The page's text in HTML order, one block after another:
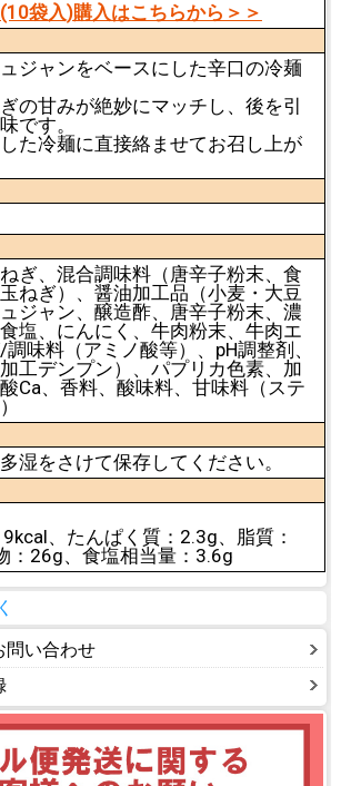
袋入)購入はこちらから＞＞
ジャンをベースにした辛口の冷麺
の甘みが絶妙にマッチし、後を引
です。
た冷麺に直接絡ませてお召し上が
ぎ、混合調味料（唐辛子粉末、食
ねぎ）、醤油加工品（小麦・大豆
ジャン、醸造酢、唐辛子粉末、濃
塩、にんにく、牛肉粉末、牛肉エ
味料（アミノ酸等）、pH調整剤、
工デンプン）、パプリカ色素、加
Ca、香料、酸味料、甘味料（ステ
湿をさけて保存してください。
、たんぱく質：2.3g、脂質：
：26g、食塩相当量：3.6g
問い合わせ